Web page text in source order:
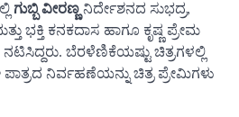
ಗುಬ್ಬಿ ವೀರಣ್ಣ ನಿರ್ದೇಶನದ ಸುಭದ್ರ,
ಭಕ್ತಿ ಕನಕದಾಸ ಹಾಗೂ ಕೃಷ್ಣ ಪ್ರೇಮ
ಬೆರಳೆಣಿಕೆಯಷ್ಟು ಚಿತ್ರಗಳಲ್ಲಿ
ನಿರ್ವ‌ಹಣೆಯನ್ನು ಚಿತ್ರ ಪ್ರೇಮಿಗಳು